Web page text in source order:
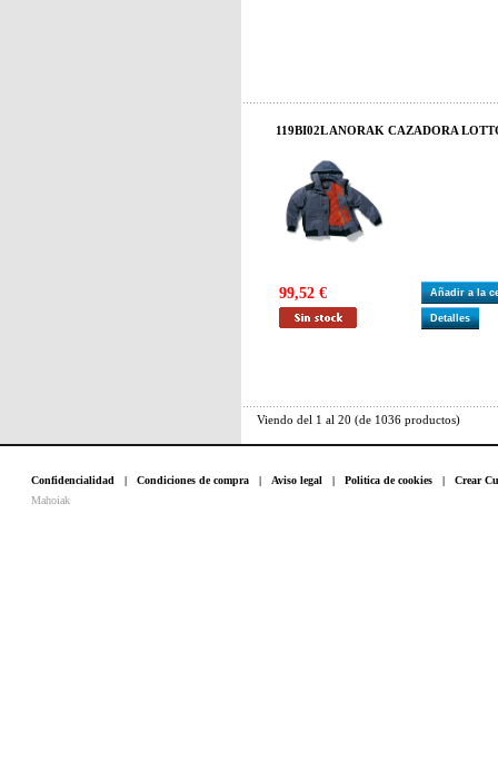
119BI02L ANORAK CAZADORA
99,52 € Añadir a la
Detalles
Viendo del 1 al 20 (de 1036 productos)
Confidencialidad | Condiciones de compra | Aviso legal | Politica de cookies | Crear
Mahoiak